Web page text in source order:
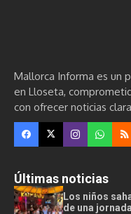
Mallorca Informa es un
en Lloseta,
con ofrecer noticias
Últimas noticias
Los niños
de una